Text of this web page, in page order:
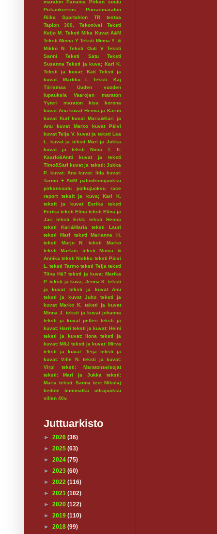
maraton Panama
Pirkan soutu
Pirkankierros
Porrasmaraton
Riika
Spartahlon
TR testaa
Tapion 300.
Tekonivel
Teksti
Keijo M.
Teksti Mika Kuvat A&M
Teksti Minna Y Teksti Minna Y. &
Mikko N.
Teksti Outi V
Teksti
Sanni
Teksti Satu
Teksti
Susanna Teksti ja kuva; Kari K.
Teksti ja kuvat: Kati
Teksti ja
kuvat: Markku I.
Teksti: Kaj
Tiirismaa
Uuden vuoden
lupauksia
Vaarojen maraton
Yyteri maraton
kisa
korona
kuvat Anu kuvat Henna ja Karim
kuvat Kurf kuvat Maria&Kari ja
Anu
kuvat Marko
kuvat Päivi
kuvat Teija V. kuvat ja teksti Lea
L.
kuvat ja teksti Mari ja Jukka
kuvat ja teksti Niina T. ft.
Kaarlo&Antti
kuvat ja teksti
Timo&Sari kuvat ja teksti: Jukka
P.
kuvat: Anu kuvat: Iida kuvat:
Tarmo + A&M palindromijuoksu
pirkansoutu
polkujuoksu
race
report
teksit ja kuva; Kari K.
teksit ja kuvat Eerika
teksti
Eerika teksti Elina teksti Elina ja
Jari
teksti Erkki
teksti Henna
teksti Kari&Maria
teksti Lauri
teksti Mari
teksti Marianne H.
teksti Marjo N.
teksti Marko
teksti Markus
teksti Minna &
Annika teksti Niekku teksti Päivi
L.
teksti Tarmo teksti Teija teksti
Tiina Hä? teksti ja kuva: Marika
P. teksti ja kuva; Jenna K.
teksti
ja kuvat
teksti ja kuvat Anu
teksti ja kuvat Juho
teksti ja
kuvat Marko K.
teksti ja kuvat
Minna J.
teksti ja kuvat johanna
teksti ja kuvat petteri
teksti ja
kuvat: Harri teksti ja kuvat: Heini
teksti ja kuvat: Ilona
teksti ja
kuvat: M&J teksti ja kuvat: Mirva
teksti ja kuvat: Teija
teksti ja
kuvat: Ville N.
teksti ja kuvat:
Virpi
teksti: Maratonseisojat
teksti: Mari ja Jukka
teksti:
Maria teksti: Sanna text Mikolaj
tiedote
tiimimatka
ultrajuoksu
villen 40v.
Juttuarkisto
► 2026 (36)
► 2025 (63)
► 2024 (75)
► 2023 (60)
► 2022 (116)
► 2021 (102)
► 2020 (122)
► 2019 (110)
► 2018 (99)